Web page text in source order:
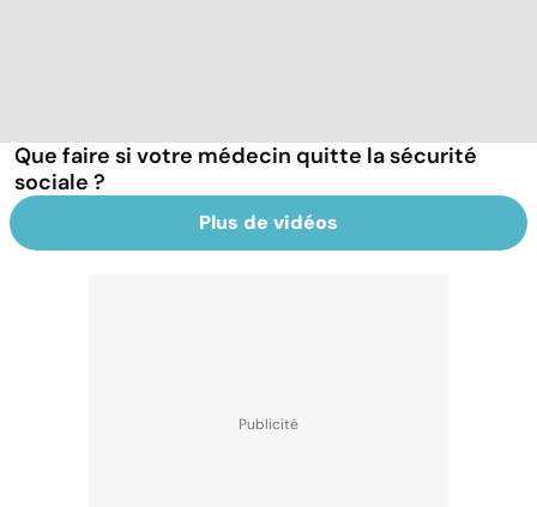
Que faire si votre médecin quitte la sécurité
sociale ?
Plus de vidéos